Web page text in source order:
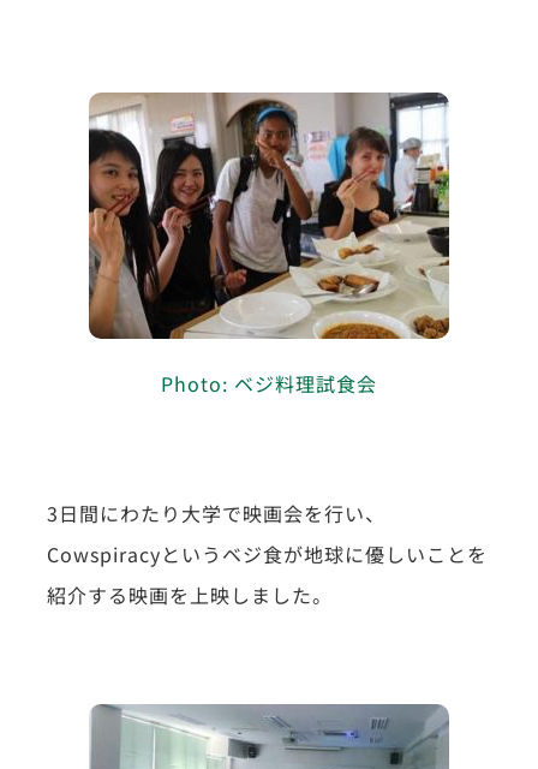
Photo: ベジ料理試食会
3日間にわたり大学で映画会を行い、
Cowspiracyというベジ食が地球に優しいことを
紹介する映画を上映しました。